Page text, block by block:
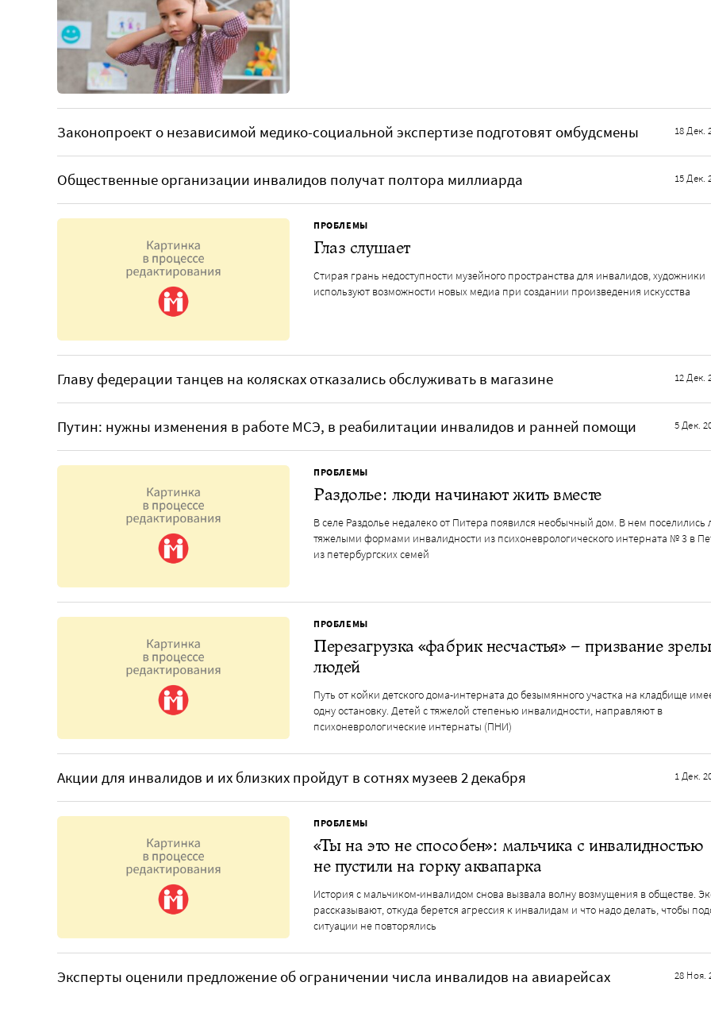
Законопроект о независимой медико-социальной экспертизе подготовят омбудсмены 18 Дек.
Общественные организации инвалидов получат полтора миллиарда 15 Дек.
ПРОБЛЕМЫ
Глаз слушает
Стирая грань недоступности музейного пространства для инвалидов, художники
используют возможности новых медиа при создании произведения искусства
Главу федерации танцев на колясках отказались обслуживать в магазине 12 Дек.
Путин: нужны изменения в работе МСЭ, в реабилитации инвалидов и ранней помощи 5 Дек.
ПРОБЛЕМЫ
Раздолье: люди начинают жить вместе
В селе Раздолье недалеко от Питера появился необычный дом. В нем поселились
тяжелыми формами инвалидности из психоневрологического интерната № 3 в
из петербургских семей
ПРОБЛЕМЫ
Перезагрузка «фабрик несчастья» – призвание
людей
Путь от койки детского дома-интерната до безымянного участка на кладбище
одну остановку. Детей с тяжелой степенью инвалидности, направляют в
психоневрологические интернаты (ПНИ)
Акции для инвалидов и их близких пройдут в сотнях музеев 2 декабря 1 Дек.
ПРОБЛЕМЫ
«Ты на это не способен»: мальчика с инвалидностью
не пустили на горку аквапарка
История с мальчиком-инвалидом снова вызвала волну возмущения в обществе.
рассказывают, откуда берется агрессия к инвалидам и что надо делать, чтобы
ситуации не повторялись
Эксперты оценили предложение об ограничении числа инвалидов на авиарейсах 28 Ноя.